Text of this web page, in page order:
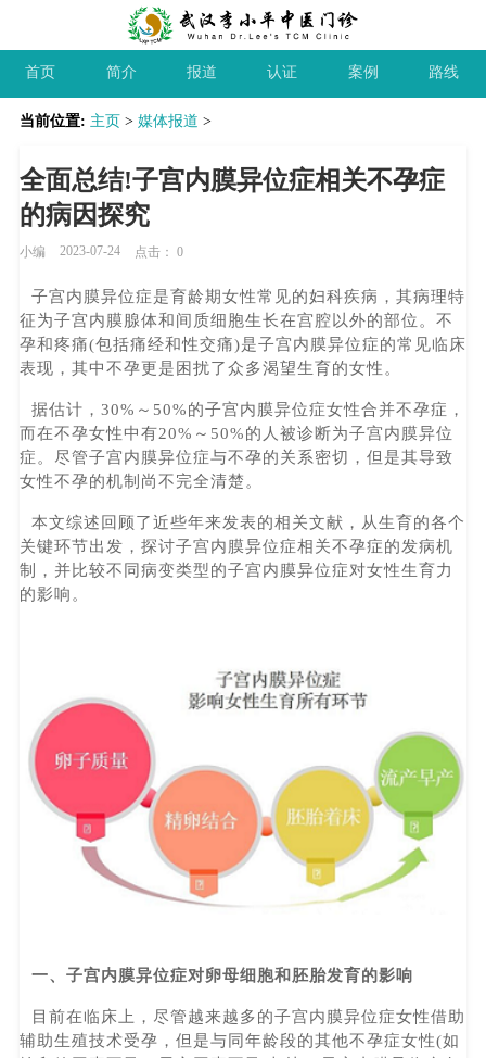
首页 简介 报道 认证 案例 路线
当前位置: 主页> 媒体报道 >
全面总结!子宫内膜异位症相关不孕症
的病因探究
小编 2023-07-24 点击：0
子宫内膜异位症是育龄期女性常见的妇科疾病，其病理特
征为子宫内膜腺体和间质细胞生长在宫腔以外的部位。不
孕和疼痛(包括痛经和性交痛)是子宫内膜异位症的常见临床
表现，其中不孕更是困扰了众多渴望生育的女性。
据估计，30%～50%的子宫内膜异位症女性合并不孕症，
而在不孕女性中有20%～50%的人被诊断为子宫内膜异位
症。尽管子宫内膜异位症与不孕的关系密切，但是其导致
女性不孕的机制尚不完全清楚。
本文综述回顾了近些年来发表的相关文献，从生育的各个
关键环节出发，探讨子宫内膜异位症相关不孕症的发病机
制，并比较不同病变类型的子宫内膜异位症对女性生育力
的影响。
一、子宫内膜异位症对卵母细胞和胚胎发育的影响
目前在临床上，尽管越来越多的子宫内膜异位症女性借助
辅助生殖技术受孕，但是与同年龄段的其他不孕症女性(如